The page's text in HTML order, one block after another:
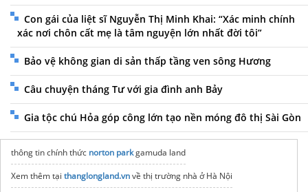
Con gái của liệt sĩ Nguyễn Thị Minh Khai: “Xác minh chính
xác nơi chôn cất mẹ là tâm nguyện lớn nhất đời tôi”
Bảo vệ không gian di sản thấp tầng ven sông Hương
Câu chuyện tháng Tư với gia đình anh Bảy
Gia tộc chú Hỏa góp công lớn tạo nền móng đô thị Sài Gòn
thông tin chính thức norton parkgamuda land
Xem thêm tại thanglongland.vnvề thị trường nhà ở Hà Nội